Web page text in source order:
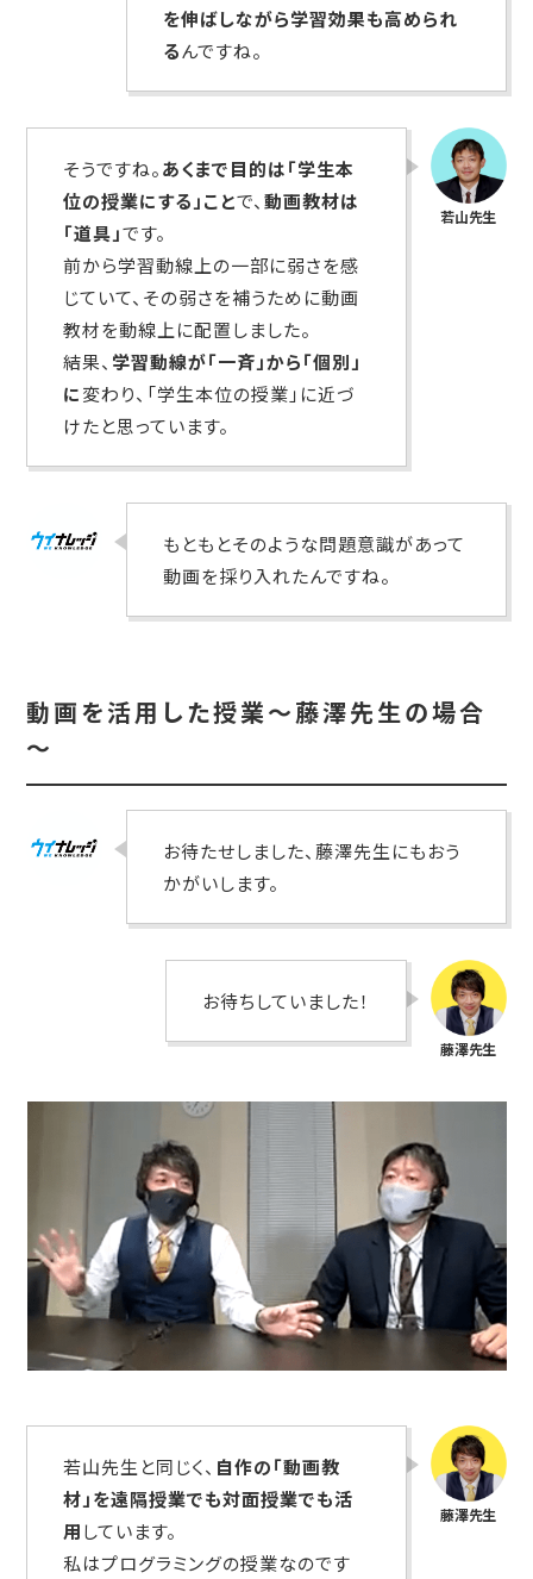
を伸ばしながら学習効果も高められ
るんですね。
そうですね。あくまで目的は「学生本
位の授業にする」ことで、動画教材は
「道具」です。
前から学習動線上の一部に弱さを感
じていて、その弱さを補うために動画
教材を動線上に配置しました。
結果、 学習動線が「一斉」から「個別」
に変わり、「学生本位の授業」に近づ
けたと思っています。
もともとそのような問題意識があって
動画を採り入れたんですね。
動画を活用した授業～藤澤先生の場合
～
お待たせしました、藤澤先生にもおう
かがいします。
お待ちしていました！
若山先生と同じく、 自作の「動画教
材」を遠隔授業でも対面授業でも活
用しています。
私はプログラミングの授業なのです